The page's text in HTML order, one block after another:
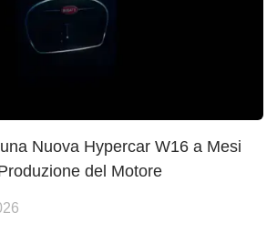
Nuova Hypercar W16 a Mesi
del Motore